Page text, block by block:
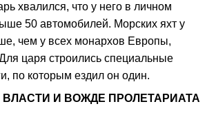
хвалился, что у него в личном
50 автомобилей. Морских яхт у
чем у всех монархов Европы,
царя строились специальные
по которым ездил он один.
И ВОЖДЕ ПРОЛЕТАРИАТА